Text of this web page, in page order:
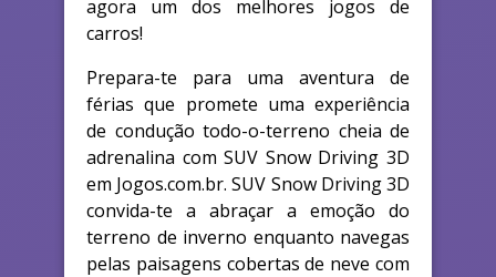
agora um dos melhores jogos de
carros!
Prepara-te para uma aventura de
férias que promete uma experiência
de condução todo-o-terreno cheia de
adrenalina com SUV Snow Driving 3D
em Jogos.com.br. SUV Snow Driving 3D
convida-te a abraçar a emoção do
terreno de inverno enquanto navegas
pelas paisagens cobertas de neve com